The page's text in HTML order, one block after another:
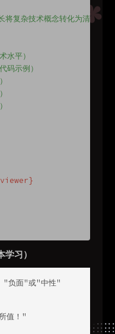
将复杂技术概念转化为清晰易
水平）
码示例）
习）
"负面"或"中性"
值！"